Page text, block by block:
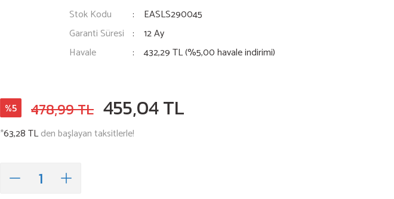
Stok Kodu
EASLS290045
Garanti Süresi
12 Ay
Havale
432,29 TL (%5,00 havale indirimi)
%5 478,99 TL 455,04 TL
*63,28 TLden başlayan taksitlerle!